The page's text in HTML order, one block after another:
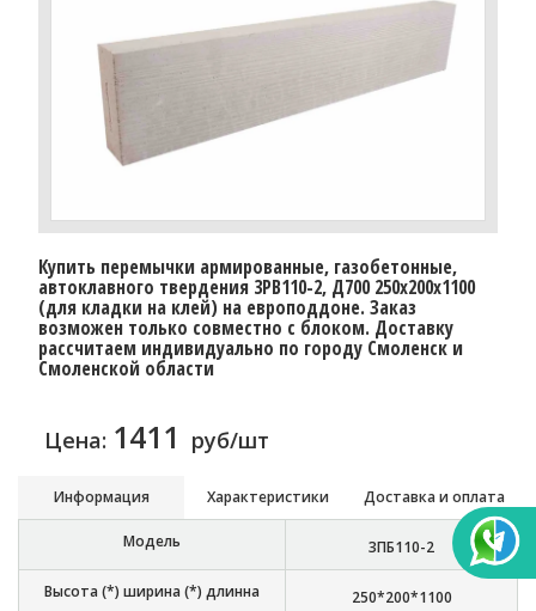
Купить перемычки армированные, газобетонные,
автоклавного твердения 3PB110-2, Д700 250х200х1100
(для кладки на клей) на европоддоне. Заказ
возможен только совместно с блоком. Доставку
рассчитаем индивидуально по городу Смоленск и
Смоленской области
Цена: 1411 руб/шт
Информация Характеристики Доставка и оплата
Модель 3ПБ110-2
Высота (*) ширина (*) длинна 250*200*1100